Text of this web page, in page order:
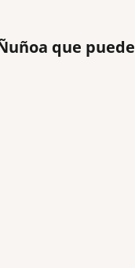
que